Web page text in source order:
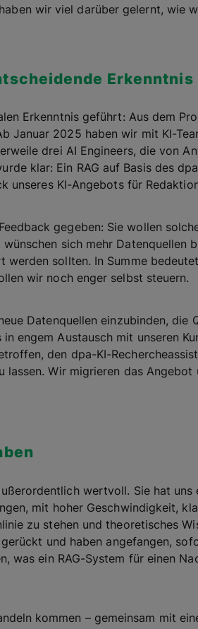
wir viel darüber gelernt, wie
Erkenntnis
Erkenntnis geführt: Aus dem
Januar 2025 haben wir mit KI-
drei AI Engineers, die von
klar: Ein RAG auf Basis des
unseres KI-Angebots für
gegeben: Sie wollen
sich mehr Datenquellen
werden sollten. In Summe
wir noch enger selbst steuern.
Datenquellen einzubinden, die
engem Austausch mit unseren
den dpa-KI-
lassen. Wir migrieren das Angebot
wertvoll. Sie hat uns
mit hoher Geschwindigkeit,
zu stehen und theoretisches
und haben angefangen,
was ein RAG-System für einen
kommen – gemeinsam mit